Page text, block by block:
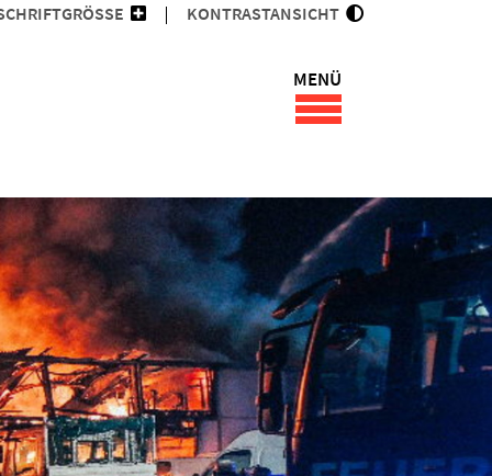
KONTRASTANSICHT
MENÜ